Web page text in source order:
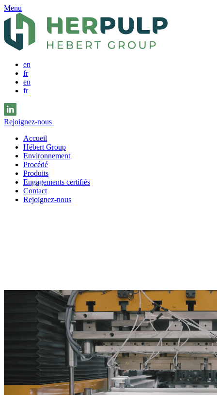
Menu
en
fr
en
fr
Rejoignez-nous
Accueil
Hébert Group
Environnement
Procédé
Produits
Engagements certifiés
Contact
Rejoignez-nous